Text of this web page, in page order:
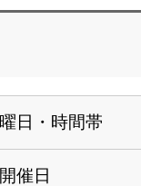
曜日・時間帯
開催日